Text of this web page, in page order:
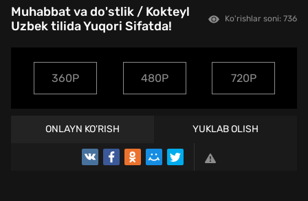
Muhabbat va do'stlik / Kokteyl
Uzbek tilida Yuqori Sifatda!
Ko'rishlar soni: 736
360P 480P 720P
ONLAYN KO'RISH YUKLAB OLISH
TREYLER